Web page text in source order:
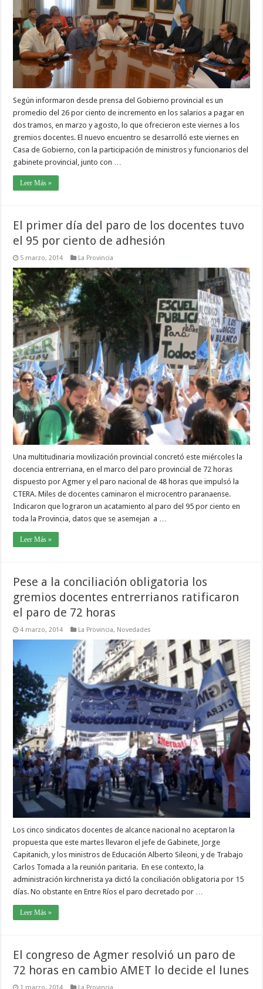
Según informaron desde prensa del Gobierno provincial es un
promedio del 26 por ciento de incremento en los salarios a pagar en
dos tramos, en marzo y agosto, lo que ofrecieron este viernes a los
gremios docentes. El nuevo encuentro se desarrolló este viernes en
Casa de Gobierno, con la participación de ministros y funcionarios del
gabinete provincial, junto con …
Leer Más »
El primer día del paro de los docentes tuvo
el 95 por ciento de adhesión
5 marzo, 2014 La Provincia
Una multitudinaria movilización provincial concretó este miércoles la
docencia entrerriana, en el marco del paro provincial de 72 horas
dispuesto por Agmer y el paro nacional de 48 horas que impulsó la
CTERA. Miles de docentes caminaron el microcentro paranaense.
Indicaron que lograron un acatamiento al paro del 95 por ciento en
toda la Provincia, datos que se asemejan a …
Leer Más »
Pese a la conciliación obligatoria los
gremios docentes entrerrianos ratificaron
el paro de 72 horas
4 marzo, 2014 La Provincia, Novedades
Los cinco sindicatos docentes de alcance nacional no aceptaron la
propuesta que este martes llevaron el jefe de Gabinete, Jorge
Capitanich, y los ministros de Educación Alberto Sileoni, y de Trabajo
Carlos Tomada a la reunión paritaria. En ese contexto, la
administración kirchnerista ya dictó la conciliación obligatoria por 15
días. No obstante en Entre Ríos el paro decretado por …
Leer Más »
El congreso de Agmer resolvió un paro de
72 horas en cambio AMET lo decide el lunes